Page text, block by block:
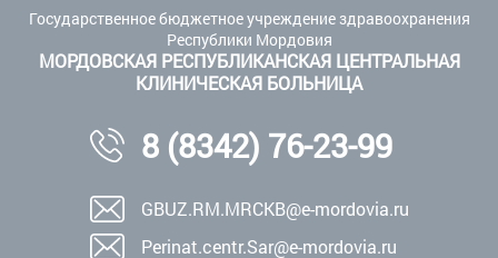
Государственное бюджетное учреждение здравоохранения
Республики Мордовия
МОРДОВСКАЯ РЕСПУБЛИКАНСКАЯ ЦЕНТРАЛЬНАЯ
КЛИНИЧЕСКАЯ БОЛЬНИЦА
8 (8342) 76-23-99
GBUZ.RM.MRCKB@e-mordovia.ru
Perinat.centr.Sar@e-mordovia.ru